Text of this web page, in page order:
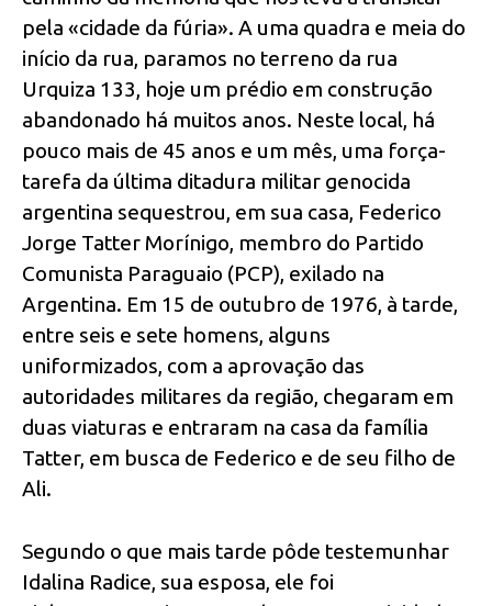
pela «cidade da fúria». A uma quadra e meia do
início da rua, paramos no terreno da rua
Urquiza 133, hoje um prédio em construção
abandonado há muitos anos. Neste local, há
pouco mais de 45 anos e um mês, uma força-
tarefa da última ditadura militar genocida
argentina sequestrou, em sua casa, Federico
Jorge Tatter Morínigo, membro do Partido
Comunista Paraguaio (PCP), exilado na
Argentina. Em 15 de outubro de 1976, à tarde,
entre seis e sete homens, alguns
uniformizados, com a aprovação das
autoridades militares da região, chegaram em
duas viaturas e entraram na casa da família
Tatter, em busca de Federico e de seu filho de
Ali.
Segundo o que mais tarde pôde testemunhar
Idalina Radice, sua esposa, ele foi